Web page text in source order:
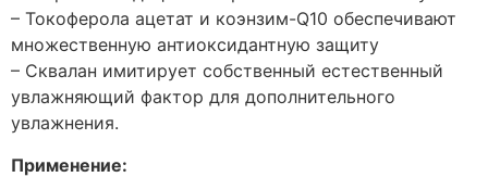
– Токоферола ацетат и коэнзим-Q10 обеспечивают
множественную антиоксидантную защиту
– Сквалан имитирует собственный естественный
увлажняющий фактор для дополнительного
увлажнения.
Применение: